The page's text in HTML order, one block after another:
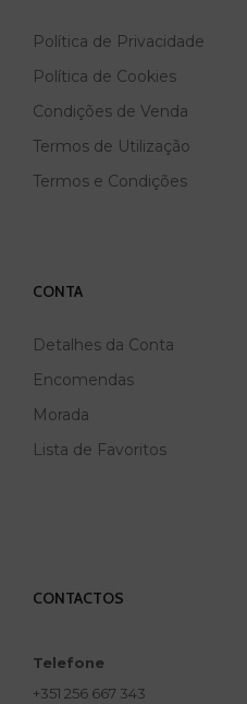
Política de Privacidade
Política de Cookies
Condições de Venda
Termos de Utilização
Termos e Condições
CONTA
Detalhes da Conta
Encomendas
Morada
Lista de Favoritos
CONTACTOS
Telefone
+351 256 667 343